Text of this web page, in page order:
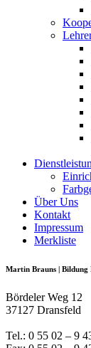
Über Uns
Kontakt
Impressum
Merkliste
Martin Brauns | Bildung
Bördeler Weg 12
37127 Dransfeld
Tel.: 0 55 02 – 9